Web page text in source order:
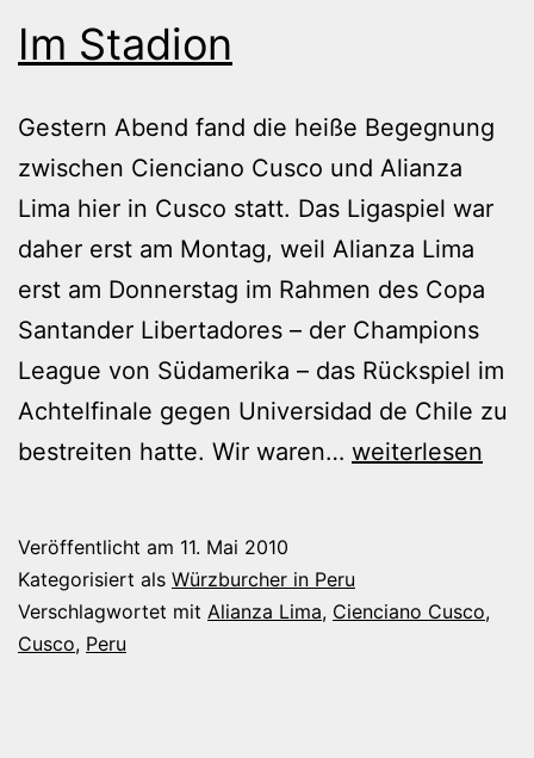
Im Stadion
Gestern Abend fand die heiße Begegnung
zwischen Cienciano Cusco und Alianza
Lima hier in Cusco statt. Das Ligaspiel war
daher erst am Montag, weil Alianza Lima
erst am Donnerstag im Rahmen des Copa
Santander Libertadores – der Champions
League von Südamerika – das Rückspiel im
Achtelfinale gegen Universidad de Chile zu
bestreiten hatte. Wir waren… Im
weiterlesen
Veröffentlicht am 11. Mai 2010
Kategorisiert als Würzburcher in Peru
Verschlagwortet mit Alianza Lima, Cienciano Cusco,
Cusco, Peru